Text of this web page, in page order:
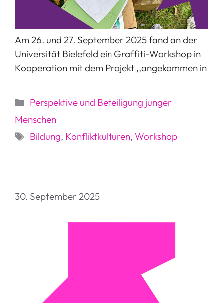
Am 26. und 27. September 2025 fand an der
Universität Bielefeld ein Graffiti-Workshop in
Kooperation mit dem Projekt ,,angekommen in
Kategorien
Perspektive und Beteiligung junger
Menschen
Schlagwörter
Bildung, Konfliktkulturen, Workshop
30. September 2025